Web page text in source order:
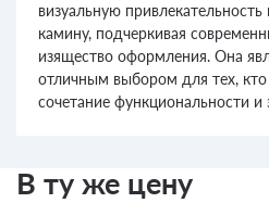
визуальную
камину, подчеркивая
изящество оформления. Она
отличным выбором для тех,
сочетание функциональности и
В ту же цену